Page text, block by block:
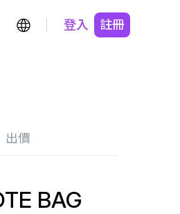
登入 註冊
出價
BAG